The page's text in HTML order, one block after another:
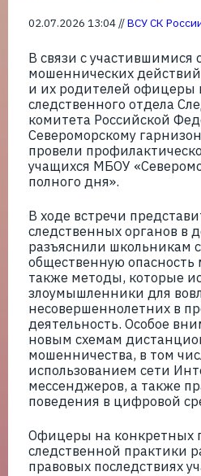
02.07.2026 13:04 //ВСУ СК
В связи с участившимися
мошеннических
и их родителей офицеры
следственного отдела
комитета Российской
Североморскому
провели
учащихся МБОУ
полного дня».
В ходе встречи
следственных органов в
разъяснили школьникам
общественную
также методы, которые
злоумышленники для
несовершеннолетних в
деятельность. Особое
новым схемам
мошенничества, в том
использованием сети
мессенджеров, а также
поведения в цифровой
Офицеры на конкретных
следственной практики
правовых последствиях